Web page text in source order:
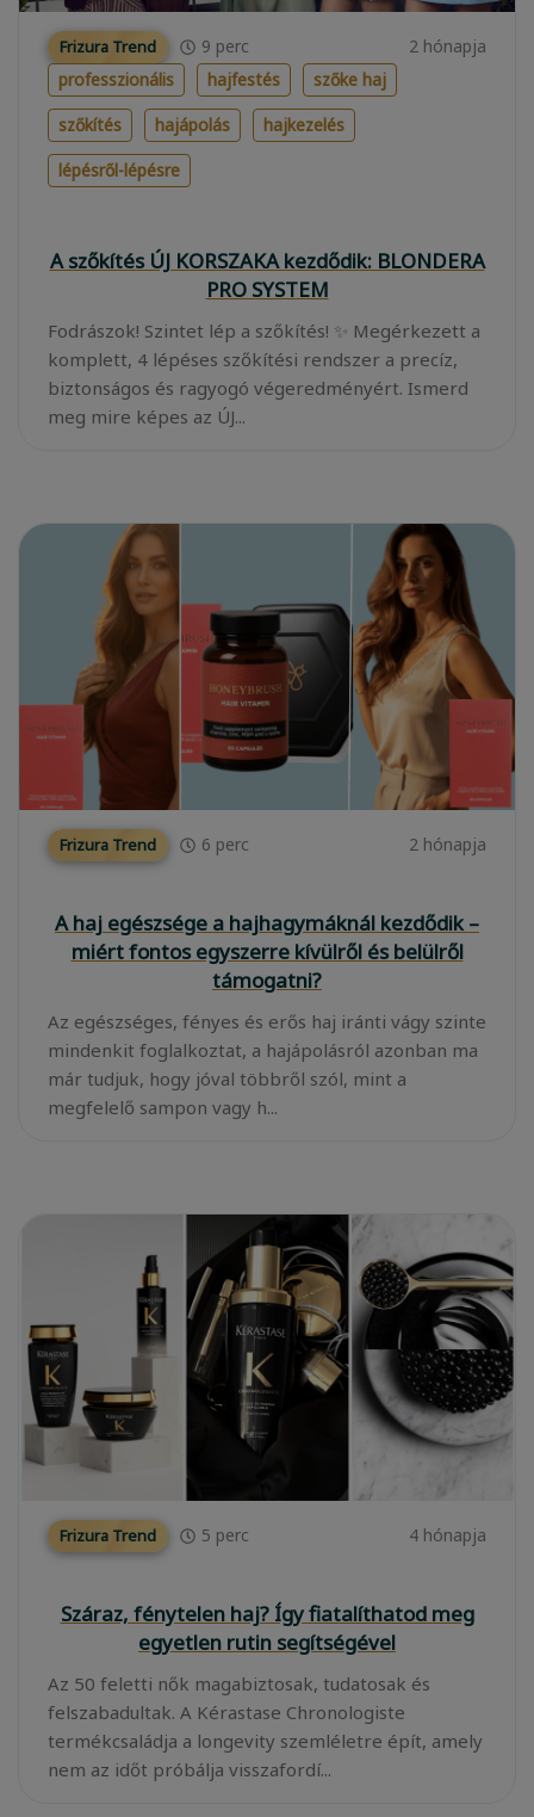
Frizura Trend 9 perc
2 hónapja
professzionális
hajfestés
szőke haj
szőkítés
hajápolás
hajkezelés
lépésről-lépésre
A szőkítés ÚJ KORSZAKA kezdődik: BLONDERA
PRO SYSTEM
Fodrászok! Szintet lép a szőkítés! ✨ Megérkezett a
komplett, 4 lépéses szőkítési rendszer a precíz,
biztonságos és ragyogó végeredményért. Ismerd
meg mire képes az ÚJ...
Frizura Trend 6 perc 2 hónapja
A haj egészsége a hajhagymáknál kezdődik –
miért fontos egyszerre kívülről és belülről
támogatni?
Az egészséges, fényes és erős haj iránti vágy szinte
mindenkit foglalkoztat, a hajápolásról azonban ma
már tudjuk, hogy jóval többről szól, mint a
megfelelő sampon vagy h...
Frizura Trend 5 perc 4 hónapja
Száraz, fénytelen haj? Így fiatalíthatod meg
egyetlen rutin segítségével
Az 50 feletti nők magabiztosak, tudatosak és
felszabadultak. A Kérastase Chronologiste
termékcsaládja a longevity szemléletre épít, amely
nem az időt próbálja visszafordí...